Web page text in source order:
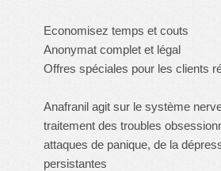
Economisez temps et couts
Anonymat complet et légal
Offres spéciales pour les clients
Anafranil agit sur le système
traitement des troubles
attaques de panique, de la
persistantes